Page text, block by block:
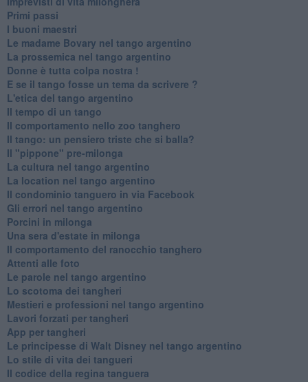
Primi passi
I buoni maestri
Le madame Bovary nel tango argentino
La prossemica nel tango argentino
Donne è tutta colpa nostra !
E se il tango fosse un tema da scrivere ?
L'etica del tango argentino
Il tempo di un tango
Il comportamento nello zoo tanghero
Il tango: un pensiero triste che si balla?
Il "pippone" pre-milonga
La cultura nel tango argentino
La location nel tango argentino
Il condominio tanguero in via Facebook
Gli errori nel tango argentino
Porcini in milonga
Una sera d'estate in milonga
Il comportamento del ranocchio tanghero
Attenti alle foto
Le parole nel tango argentino
Lo scotoma dei tangheri
Mestieri e professioni nel tango argentino
Lavori forzati per tangheri
App per tangheri
Le principesse di Walt Disney nel tango argentino
Lo stile di vita dei tangueri
Il codice della regina tanguera